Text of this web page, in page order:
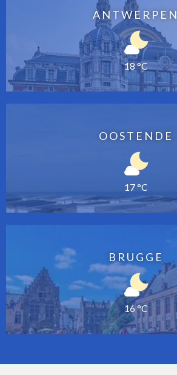
ANTWERPEN
18 °C
OOSTENDE
17 °C
BRUGGE
16 °C